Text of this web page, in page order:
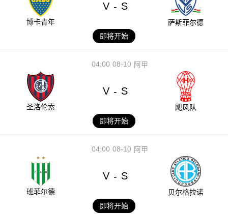
博卡青年
V - S
萨斯菲尔德
即将开始
08-10
04:00 阿甲
圣洛伦索
V - S
飓风队
即将开始
08-10
04:00 阿甲
班菲尔德
V - S
贝尔格拉诺
即将开始